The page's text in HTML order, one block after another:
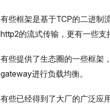
有些框架是基于TCP的二进制
http2的流式传输，更有一些支
有些提供了生态圈的一些框架
gateway进行负载均衡。
有些已经得到了大厂的广泛应